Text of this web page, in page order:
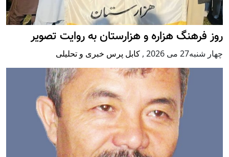
روز فرهنگ هزاره و هزارستان به روایت تصویر
چهار شنبه27 می 2026 , کابل پرس خبری و تحلیلی